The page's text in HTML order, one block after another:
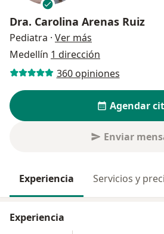
Dra. Carolina Arenas Ruiz
Pediatra · Ver más
Medellín 1 dirección
360 opiniones
Agendar
Enviar
Experiencia Servicios y
Experiencia